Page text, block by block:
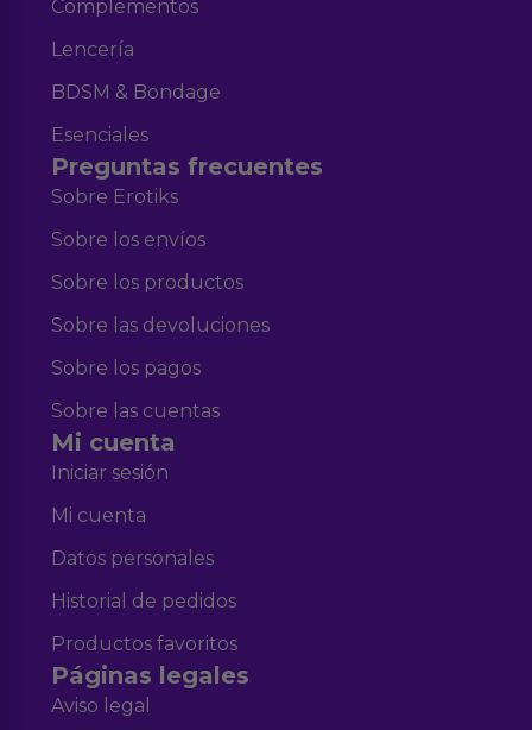
Complementos
Lencería
BDSM & Bondage
Esenciales
Preguntas frecuentes
Sobre Erotiks
Sobre los envíos
Sobre los productos
Sobre las devoluciones
Sobre los pagos
Sobre las cuentas
Mi cuenta
Iniciar sesión
Mi cuenta
Datos personales
Historial de pedidos
Productos favoritos
Páginas legales
Aviso legal